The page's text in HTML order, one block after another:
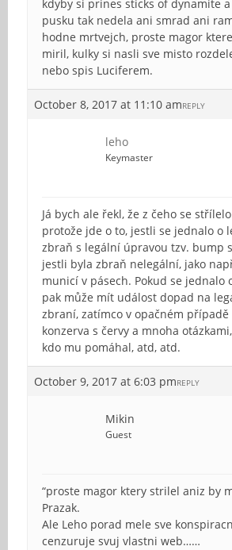
kdyby si prines sticks of dynamite
pusku tak nedela ani smrad ani
hodne mrtvejch, proste magor
miril, kulky si nasli sve misto
nebo spis Luciferem.
October 8, 2017 at 11:10 amREPLY
leho
Keymaster
Já bych ale řekl, že z čeho se
protože jde o to, jestli se jednalo o
zbraň s legální úpravou tzv. bump
jestli byla zbraň nelegální, jako
municí v pásech. Pokud se jednalo
pak může mít událost dopad na
zbraní, zatímco v opačném
konzerva s červy a mnoha
kdo mu pomáhal, atd, atd.
October 9, 2017 at 6:03 pmREPLY
Mikin
Guest
“proste magor ktery strilel aniz by
Prazak.
Ale Leho porad mele sve
cenzuruje svuj vlastni web……